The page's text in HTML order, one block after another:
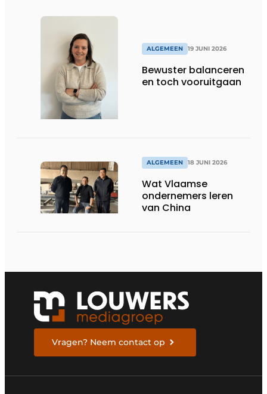
ALGEMEEN 19 JUNI 2026
Bewuster balanceren
en toch vooruitgaan
ALGEMEEN 18 JUNI 2026
Wat Vlaamse
ondernemers leren
van China
Vragen? Neem contact op